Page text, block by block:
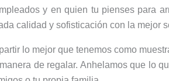
y en quien tu pienses para
calidad y sofisticación con la mejor
lo mejor que tenemos como
de regalar. Anhelamos que lo